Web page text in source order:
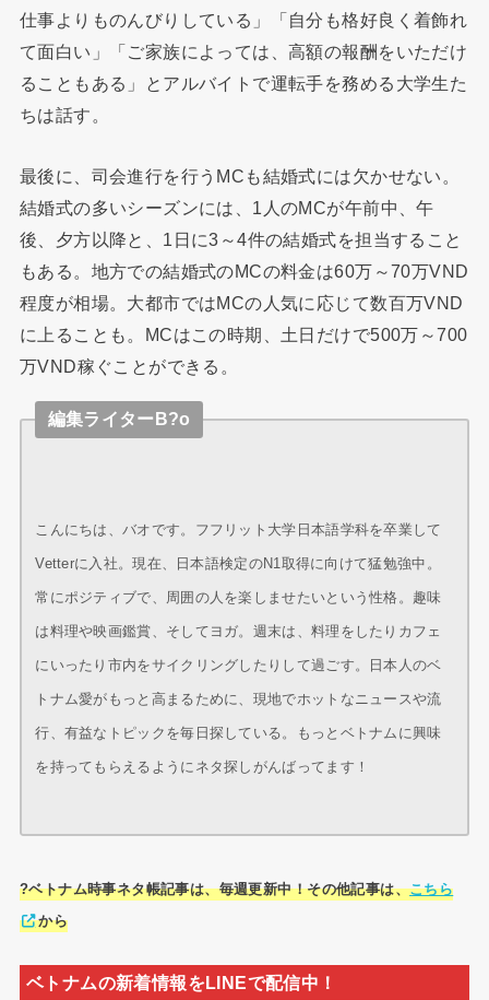
仕事よりものんびりしている」「自分も格好良く着飾れ
て面白い」「ご家族によっては、高額の報酬をいただけ
ることもある」とアルバイトで運転手を務める大学生た
ちは話す。
最後に、司会進行を行うMCも結婚式には欠かせない。
結婚式の多いシーズンには、1人のMCが午前中、午
後、夕方以降と、1日に3～4件の結婚式を担当すること
もある。地方での結婚式のMCの料金は60万～70万VND
程度が相場。大都市ではMCの人気に応じて数百万VND
に上ることも。MCはこの時期、土日だけで500万～700
万VND稼ぐことができる。
編集ライターB?o
こんにちは、バオです。フフリット大学日本語学科を卒業して
Vetterに入社。現在、日本語検定のN1取得に向けて猛勉強中。
常にポジティブで、周囲の人を楽しませたいという性格。趣味
は料理や映画鑑賞、そしてヨガ。週末は、料理をしたりカフェ
にいったり市内をサイクリングしたりして過ごす。日本人のベ
トナム愛がもっと高まるために、現地でホットなニュースや流
行、有益なトピックを毎日探している。もっとベトナムに興味
を持ってもらえるようにネタ探しがんばってます！
?ベトナム時事ネタ帳記事は、毎週更新中！その他記事は、こちら
から